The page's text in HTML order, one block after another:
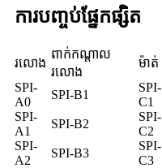
ការបញ្ចប់ផ្នែកផ្សិត
រលោង
ពាក់កណ្តាល
រលោង
ម៉ាត់
SPI-
A0
SPI-B1
SPI-
C1
SPI-
A1
SPI-B2
SPI-
C2
SPI-
A2
SPI-B3
SPI-
C3